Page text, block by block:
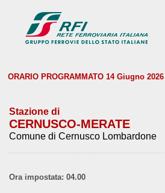
ORARIO PROGRAMMATO 14 Giugno
Stazione di
CERNUSCO-MERATE
Comune di Cernusco Lombardone
Ora impostata: 04.00